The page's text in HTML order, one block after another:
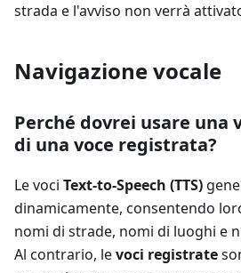
strada e l'avviso non verrà
Navigazione vocale
Perché dovrei usare una
di una voce registrata?
Le voci Text-to-Speech (TTS)
dinamicamente, consentendo
nomi di strade, nomi di luoghi e
Al contrario, levoci registrate